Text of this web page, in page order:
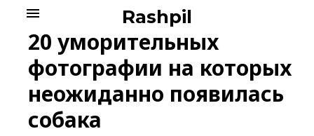
content
Rashpil
menu
20 уморительных
фотографии на которых
неожиданно появилась
собака